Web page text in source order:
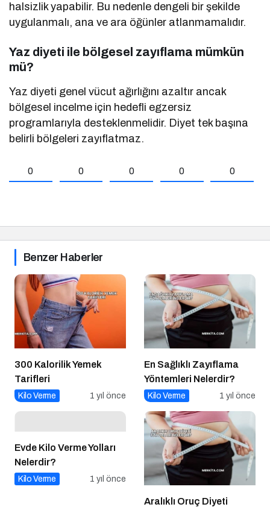
halsizlik yapabilir. Bu nedenle dengeli bir şekilde
uygulanmalı, ana ve ara öğünler atlanmamalıdır.
Yaz diyeti ile bölgesel zayıflama mümkün
mü?
Yaz diyeti genel vücut ağırlığını azaltır ancak
bölgesel incelme için hedefli egzersiz
programlarıyla desteklenmelidir. Diyet tek başına
belirli bölgeleri zayıflatmaz.
0 0 0 0 0
Benzer Haberler
300 Kalorilik Yemek
Tarifleri
Kilo Verme 1 yıl önce
En Sağlıklı Zayıflama
Yöntemleri Nelerdir?
Kilo Verme 1 yıl önce
Evde Kilo Verme Yolları
Nelerdir?
Kilo Verme 1 yıl önce
Aralıklı Oruç Diyeti